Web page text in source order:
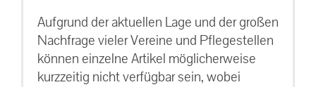
Aufgrund der aktuellen Lage und der großen
Nachfrage vieler Vereine und Pflegestellen
können einzelne Artikel möglicherweise
kurzzeitig nicht verfügbar sein, wobei